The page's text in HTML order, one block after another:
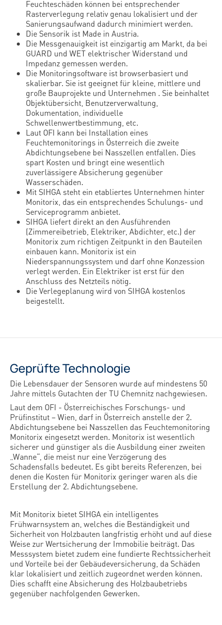
Feuchteschäden können bei entsprechender
Rasterverlegung relativ genau lokalisiert und der
Sanierungsaufwand dadurch minimiert werden.
Die Sensorik ist Made in Austria.
Die Messgenauigkeit ist einzigartig am Markt, da bei
GUARD und WET elektrischer Widerstand und
Impedanz gemessen werden.
Die Monitoringsoftware ist browserbasiert und
skalierbar. Sie ist geeignet für kleine, mittlere und
große Bauprojekte und Unternehmen . Sie beinhaltet
Objektübersicht, Benutzerverwaltung,
Dokumentation, individuelle
Schwellenwertbestimmung, etc.
Laut OFI kann bei Installation eines
Feuchtemonitorings in Österreich die zweite
Abdichtungsebene bei Nasszellen entfallen. Dies
spart Kosten und bringt eine wesentlich
zuverlässigere Absicherung gegenüber
Wasserschäden.
Mit SIHGA steht ein etabliertes Unternehmen hinter
Monitorix, das ein entsprechendes Schulungs- und
Serviceprogramm anbietet.
SIHGA liefert direkt an den Ausführenden
(Zimmereibetrieb, Elektriker, Abdichter, etc.) der
Monitorix zum richtigen Zeitpunkt in den Bauteilen
einbauen kann. Monitorix ist ein
Niederspannungssystem und darf ohne Konzession
verlegt werden. Ein Elektriker ist erst für den
Anschluss des Netzteils nötig.
Die Verlegeplanung wird von SIHGA kostenlos
beigestellt.
Geprüfte Technologie
Die Lebensdauer der Sensoren wurde auf mindestens 50
Jahre mittels Gutachten der TU Chemnitz nachgewiesen.
Laut dem OFI - Österreichisches Forschungs- und
Prüfinstitut – Wien, darf in Österreich anstelle der 2.
Abdichtungsebene bei Nasszellen das Feuchtemonitoring
Monitorix eingesetzt werden. Monitorix ist wesentlich
sicherer und günstiger als die Ausbildung einer zweiten
„Wanne“, die meist nur eine Verzögerung des
Schadensfalls bedeutet. Es gibt bereits Referenzen, bei
denen die Kosten für Monitorix geringer waren als die
Erstellung der 2. Abdichtungsebene.
Mit Monitorix bietet SIHGA ein intelligentes
Frühwarnsystem an, welches die Beständigkeit und
Sicherheit von Holzbauten langfristig erhöht und auf diese
Weise zur Wertsicherung der Immobilie beiträgt. Das
Messsystem bietet zudem eine fundierte Rechtssicherheit
und Vorteile bei der Gebäudeversicherung, da Schäden
klar lokalisiert und zeitlich zugeordnet werden können.
Dies schafft eine Absicherung des Holzbaubetriebs
gegenüber nachfolgenden Gewerken.